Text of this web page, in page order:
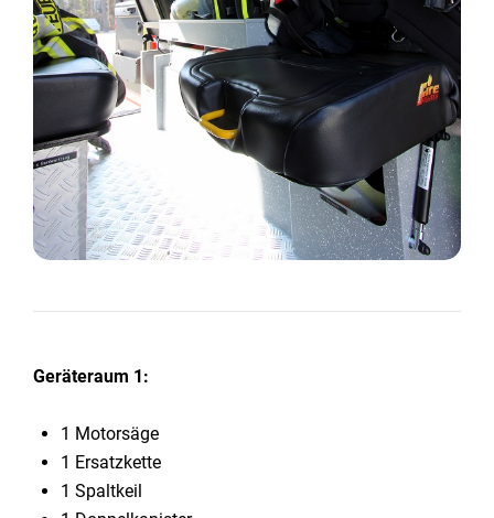
Geräteraum 1:
1 Motorsäge
1 Ersatzkette
1 Spaltkeil